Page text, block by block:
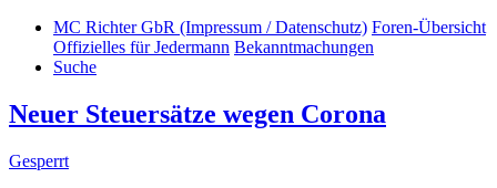
MC Richter GbR (Impressum / Datenschutz) Foren-Übersicht
Offizielles für Jedermann Bekanntmachungen
Suche
Neuer Steuersätze wegen Corona
Gesperrt